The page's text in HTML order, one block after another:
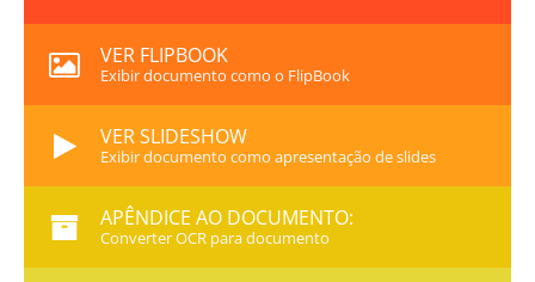
VER FLIPBOOK
Exibir documento como o FlipBook
VER SLIDESHOW
Exibir documento como apresentação de slides
APÊNDICE AO DOCUMENTO:
Converter OCR para documento